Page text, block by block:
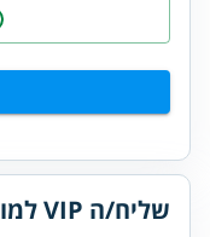
שליח/ה VIP למוצרי יוקרה